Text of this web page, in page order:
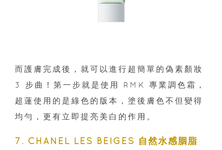
而護膚完成後，就可以進行超簡單的偽素顏妝
3 步曲！第一步就是使用 RMK 專業調色霜，
超蓮使用的是綠色的版本，塗後膚色不但變得
均勻，更有立即提亮美白的作用。
7. CHANEL LES BEIGES 自然水感胭脂